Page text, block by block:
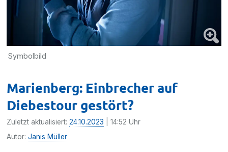
Symbolbild
Marienberg: Einbrecher auf
Diebestour gestört?
Zuletzt aktualisiert:24.10.2023 | 14:52 Uhr
Autor:Janis Müller